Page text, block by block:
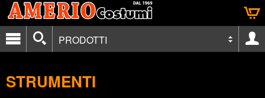
PRODOTTI
STRUMENTI